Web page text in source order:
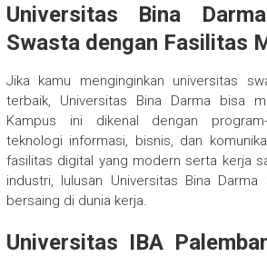
Universitas Bina
Swasta dengan Fasilitas
Jika kamu menginginkan universitas
terbaik, Universitas Bina Darma bisa
Kampus ini dikenal dengan
teknologi informasi, bisnis, dan
fasilitas digital yang modern serta kerja
industri, lulusan Universitas Bina
bersaing di dunia kerja.
Universitas IBA